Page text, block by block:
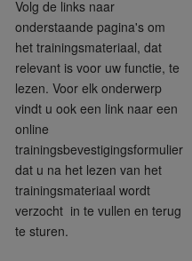
Volg de links naar
onderstaande pagina's om
het trainingsmateriaal, dat
relevant is voor uw functie, te
lezen. Voor elk onderwerp
vindt u ook een link naar een
online
trainingsbevestigingsformulier
dat u na het lezen van het
trainingsmateriaal wordt
verzocht in te vullen en terug
te sturen.